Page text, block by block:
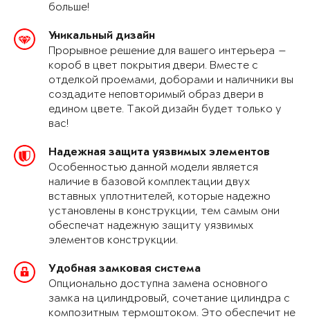
больше!
Уникальный дизайн
Прорывное решение для вашего интерьера —
короб в цвет покрытия двери. Вместе с
отделкой проемами, доборами и наличники вы
создадите неповторимый образ двери в
едином цвете. Такой дизайн будет только у
вас!
Надежная защита уязвимых элементов
Особенностью данной модели является
наличие в базовой комплектации двух
вставных уплотнителей, которые надежно
установлены в конструкции, тем самым они
обеспечат надежную защиту уязвимых
элементов конструкции.
Удобная замковая система
Опционально доступна замена основного
замка на цилиндровый, сочетание цилиндра с
композитным термоштоком. Это обеспечит не